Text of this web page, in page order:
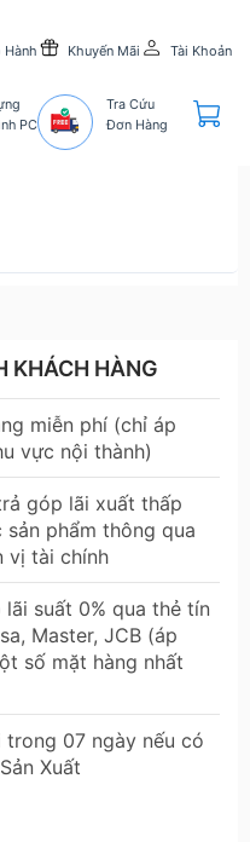
Hành Khuyến Mãi Tài Khoản
PC
Tra Cứu
Đơn Hàng
KHÁCH HÀNG
miễn phí (chỉ áp
vực nội thành)
góp lãi xuất thấp
sản phẩm thông qua
vị tài chính
lãi suất 0% qua thẻ tín
Master, JCB (áp
số mặt hàng nhất
07 ngày nếu có
Xuất